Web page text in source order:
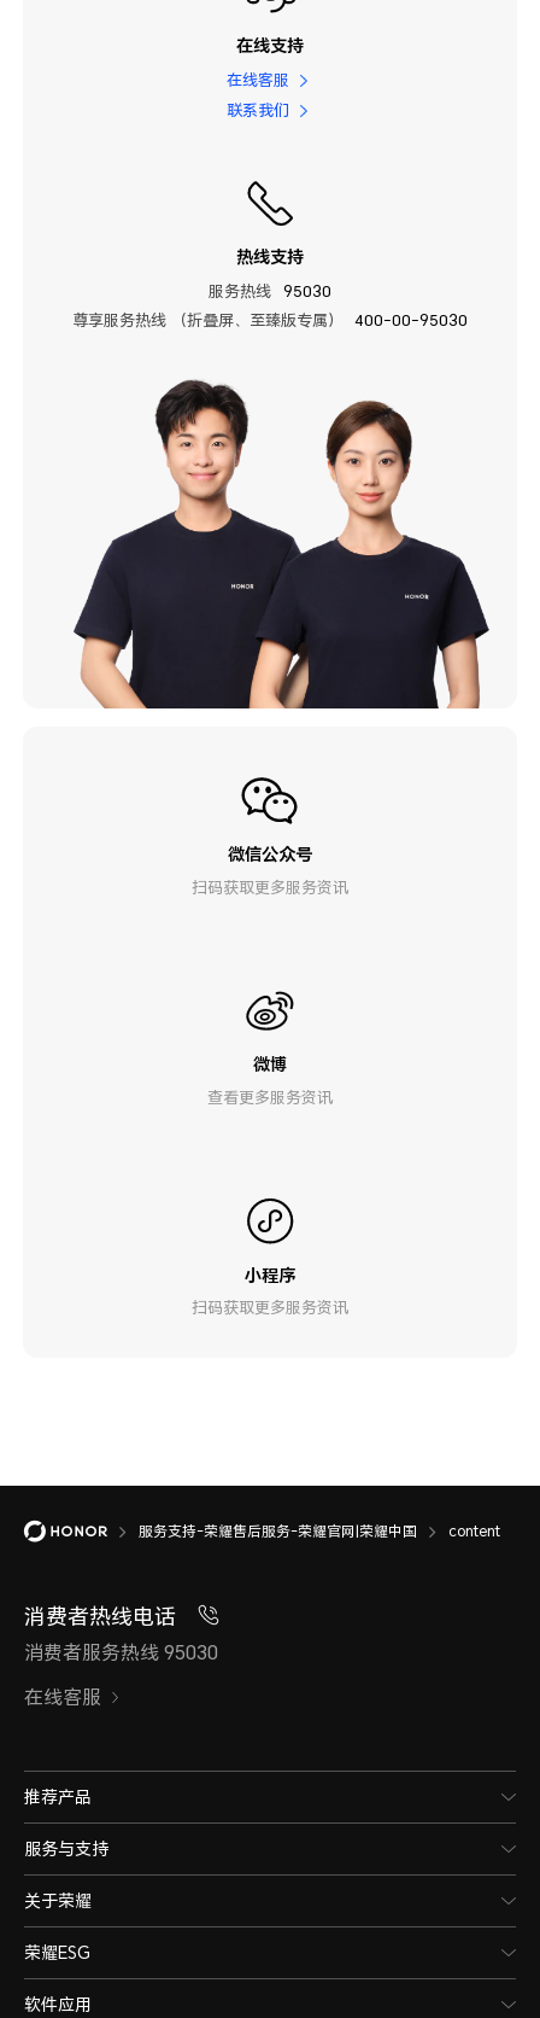
在线支持
在线客服
联系我们
热线支持
服务热线
95030
尊享服务热线 （折叠屏、至臻版专属）
400-00-95030
微信公众号
扫码获取更多服务资讯
微博
查看更多服务资讯
小程序
扫码获取更多服务资讯
服务支持-荣耀售后服务-荣耀官网|荣耀中国 content
消费者热线电话
消费者服务热线 95030
在线客服
推荐产品
服务与支持
关于荣耀
荣耀ESG
软件应用